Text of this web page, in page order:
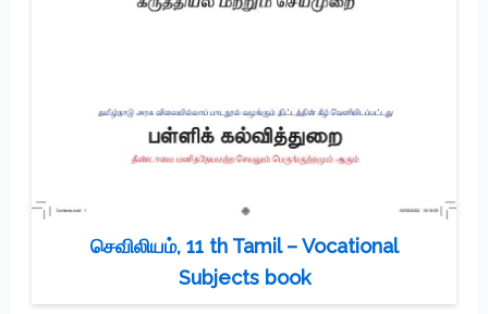
செவிலியம், 11 th Tamil – Vocational
Subjects book